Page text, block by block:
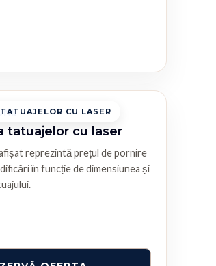
CU LASER
tatuajelor cu laser
reprezintă prețul de pornire
în funcție de dimensiunea și